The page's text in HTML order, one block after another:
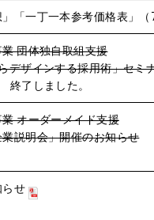
「一丁一本参考価格表」（
団体独自取組支援
デザインする採用術」セミ
了しました。
オーダーメイド支援
説明会」開催のお知らせ
らせ